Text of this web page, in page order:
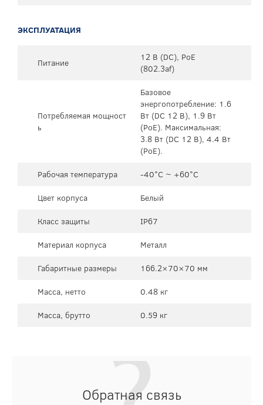
ЭКСПЛУАТАЦИЯ
Питание
12 В (DC), PoE
(802.3af)
Потребляемая мощност
ь
Базовое
энергопотребление: 1.6
Вт (DC 12 В), 1.9 Вт
(PoE). Максимальная:
3.8 Вт (DC 12 В), 4.4 Вт
(PoE).
Рабочая температура
-40°C ~ +60°C
Цвет корпуса
Белый
Класс защиты
IP67
Материал корпуса
Металл
Габаритные размеры
166.2×70×70 мм
Масса, нетто
0.48 кг
Масса, брутто
0.59 кг
Обратная связь